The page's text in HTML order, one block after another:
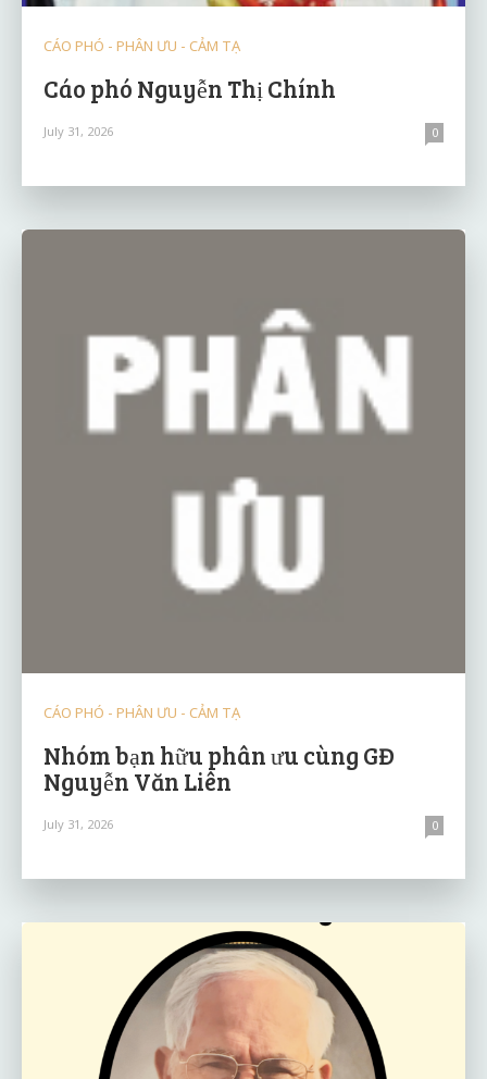
CÁO PHÓ - PHÂN ƯU - CẢM TẠ
Cáo phó Nguyễn Thị Chính
July 31, 2026 0
CÁO PHÓ - PHÂN ƯU - CẢM TẠ
Nhóm bạn hữu phân ưu cùng GĐ
Nguyễn Văn Liên
July 31, 2026 0